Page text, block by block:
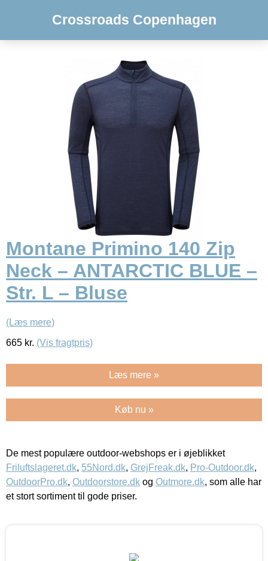
Crossroads Copenhagen
Montane Primino 140 Zip
Neck – ANTARCTIC BLUE –
Str. L – Bluse
(Læs mere)
665 kr. (Vis fragtpris)
Læs mere »
Køb nu »
De mest populære outdoor-webshops er i øjeblikket
Friluftslageret.dk, 55Nord.dk, GrejFreak.dk, Pro-Outdoor.dk,
OutdoorPro.dk, Outdoorstore.dk og Outmore.dk, som alle har
et stort sortiment til gode priser.